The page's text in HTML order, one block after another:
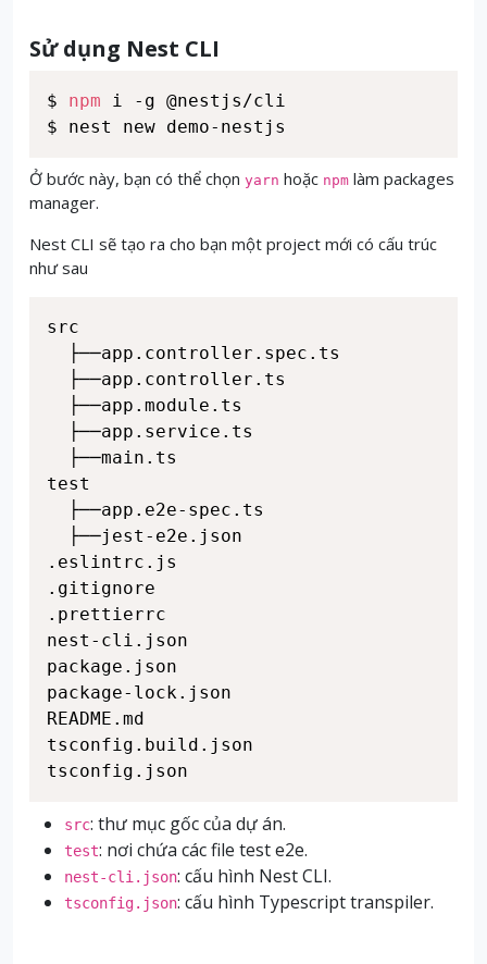
Sử dụng Nest CLI
$ npm i -g @nestjs/cli
$ nest new demo-nestjs
Ở bước này, bạn có thể chọn yarn hoặc npm làm packages
manager.
Nest CLI sẽ tạo ra cho bạn một project mới có cấu trúc
như sau
src
  ├──app.controller.spec.ts
  ├──app.controller.ts
  ├──app.module.ts
  ├──app.service.ts
  ├──main.ts
test
  ├──app.e2e-spec.ts
  ├──jest-e2e.json
.eslintrc.js
.gitignore
.prettierrc
nest-cli.json
package.json
package-lock.json
README.md
tsconfig.build.json
tsconfig.json
src: thư mục gốc của dự án.
test: nơi chứa các file test e2e.
nest-cli.json: cấu hình Nest CLI.
tsconfig.json: cấu hình Typescript transpiler.